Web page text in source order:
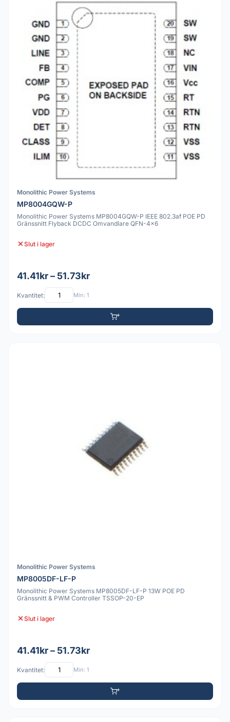
Monolithic Power Systems
MP8004GQW-P
Monolithic Power Systems MP8004GQW-P IEEE 802.3af POE PD
Gränssnitt Flyback DCDC Omvandlare QFN-4x6
Slut i lager
41.41kr – 51.73kr
Kvantitet: Min: 1
Monolithic Power Systems
MP8005DF-LF-P
Monolithic Power Systems MP8005DF-LF-P 13W POE PD
Gränssnitt & PWM Controller TSSOP-20-EP
Slut i lager
41.41kr – 51.73kr
Kvantitet: Min: 1